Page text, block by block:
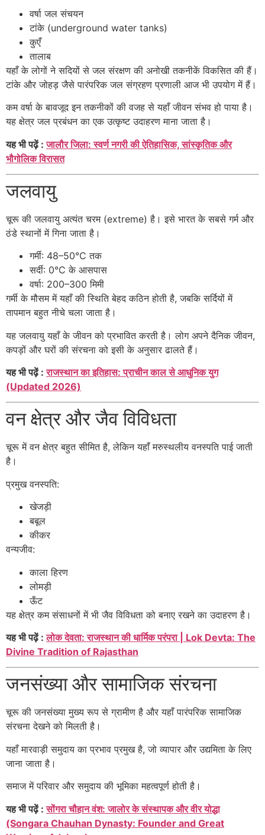
वर्षा जल संचयन
टांके (underground water tanks)
कुएँ
तालाब
यहाँ के लोगों ने सदियों से जल संरक्षण की अनोखी तकनीकें विकसित की हैं।
टांके और जोहड़ जैसे पारंपरिक जल संग्रहण प्रणाली आज भी उपयोग में हैं।
कम वर्षा के बावजूद इन तकनीकों की वजह से यहाँ जीवन संभव हो पाया है।
यह क्षेत्र जल प्रबंधन का एक उत्कृष्ट उदाहरण माना जाता है।
यह भी पढ़ें :जालौर जिला: स्वर्ण नगरी की ऐतिहासिक, सांस्कृतिक और
भौगोलिक विरासत
जलवायु
चूरू की जलवायु अत्यंत चरम (extreme) है। इसे भारत के सबसे गर्म और
ठंडे स्थानों में गिना जाता है।
गर्मी: 48–50°C तक
सर्दी: 0°C के आसपास
वर्षा: 200–300 मिमी
गर्मी के मौसम में यहाँ की स्थिति बेहद कठिन होती है, जबकि सर्दियों में
तापमान बहुत नीचे चला जाता है।
यह जलवायु यहाँ के जीवन को प्रभावित करती है। लोग अपने दैनिक जीवन,
कपड़ों और घरों की संरचना को इसी के अनुसार ढालते हैं।
यह भी पढ़ें :राजस्थान का इतिहास: प्राचीन काल से आधुनिक युग
(Updated 2026)
वन क्षेत्र और जैव विविधता
चूरू में वन क्षेत्र बहुत सीमित है, लेकिन यहाँ मरुस्थलीय वनस्पति पाई जाती
है।
प्रमुख वनस्पति:
खेजड़ी
बबूल
कीकर
वन्यजीव:
काला हिरण
लोमड़ी
ऊँट
यह क्षेत्र कम संसाधनों में भी जैव विविधता को बनाए रखने का उदाहरण है।
यह भी पढ़ें :लोक देवता: राजस्थान की धार्मिक परंपरा | Lok Devta: The
Divine Tradition of Rajasthan
जनसंख्या और सामाजिक संरचना
चूरू की जनसंख्या मुख्य रूप से ग्रामीण है और यहाँ पारंपरिक सामाजिक
संरचना देखने को मिलती है।
यहाँ मारवाड़ी समुदाय का प्रभाव प्रमुख है, जो व्यापार और उद्यमिता के लिए
जाना जाता है।
समाज में परिवार और समुदाय की भूमिका महत्वपूर्ण होती है।
यह भी पढ़ें :सोंगरा चौहान वंश: जालोर के संस्थापक और वीर योद्धा
(Songara Chauhan Dynasty: Founder and Great